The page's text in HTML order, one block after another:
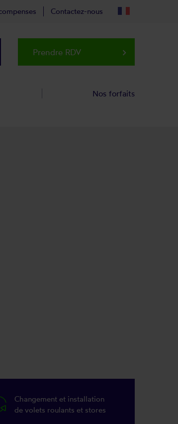
Changement et installation
de volets roulants et stores
Contactez-nous
Prendre RDV keyboard_arrow_right
Nos forfaits